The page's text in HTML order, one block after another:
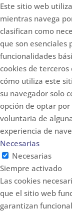
Este sitio web
mientras navega
clasifican como
que son esenciales
funcionalidades
cookies de
cómo utiliza este
su navegador solo
opción de optar por
voluntaria de
experiencia de
Necesarias
Necesarias
Siempre activado
Las cookies
que el sitio web
garantizan